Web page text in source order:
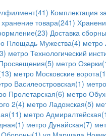
Комплектация
товара(241)
Доставка
Площадь Мужества(4) метро
метро Технологический
метро
метро Московские
Василеостровская(1)
Пролетарская(6) метро
2(4) метро Ладожская(5)
метро
метро Дунайская(7)